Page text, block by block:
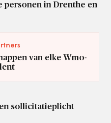
personen in Drenthe en
van elke Wmo-
sollicitatieplicht